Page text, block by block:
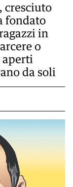
fondato
in
o
aperti
da soli